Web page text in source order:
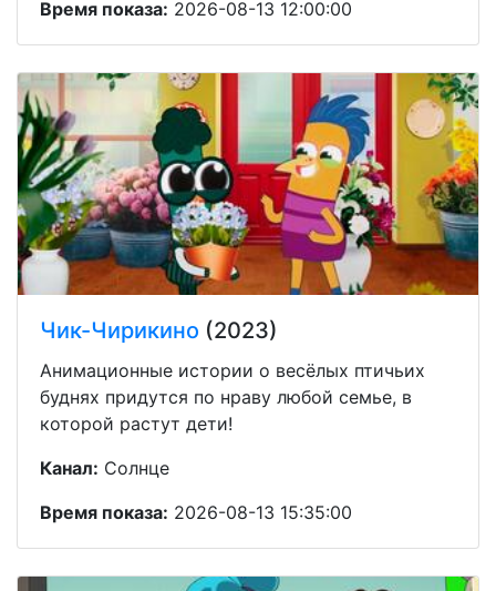
Время показа: 2026-08-13 12:00:00
Чик-Чирикино (2023)
Анимационные истории о весёлых птичьих
буднях придутся по нраву любой семье, в
которой растут дети!
Канал: Солнце
Время показа: 2026-08-13 15:35:00